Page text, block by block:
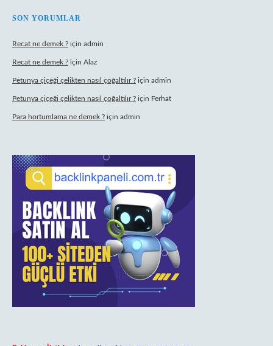
SON YORUMLAR
Recat ne demek ? için admin
Recat ne demek ? için Alaz
Petunya çiçeği çelikten nasıl çoğaltılır ? için admin
Petunya çiçeği çelikten nasıl çoğaltılır ? için Ferhat
Para hortumlama ne demek ? için admin